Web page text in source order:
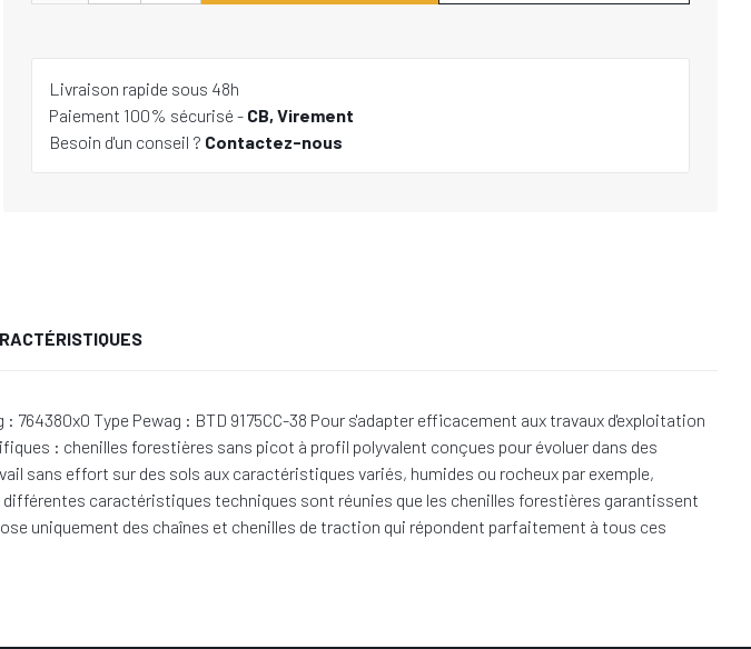
Livraison rapide sous 48h
Paiement 100% sécurisé - CB, Virement
Besoin d'un conseil ? Contactez-nous
Type Pewag : BTD 9175CC-38 Pour s'adapter efficacement aux travaux d'exploitation
: chenilles forestières sans picot à profil polyvalent conçues pour évoluer dans des
sans effort sur des sols aux caractéristiques variés, humides ou rocheux par exemple,
caractéristiques techniques sont réunies que les chenilles forestières garantissent
uniquement des chaînes et chenilles de traction qui répondent parfaitement à tous ces